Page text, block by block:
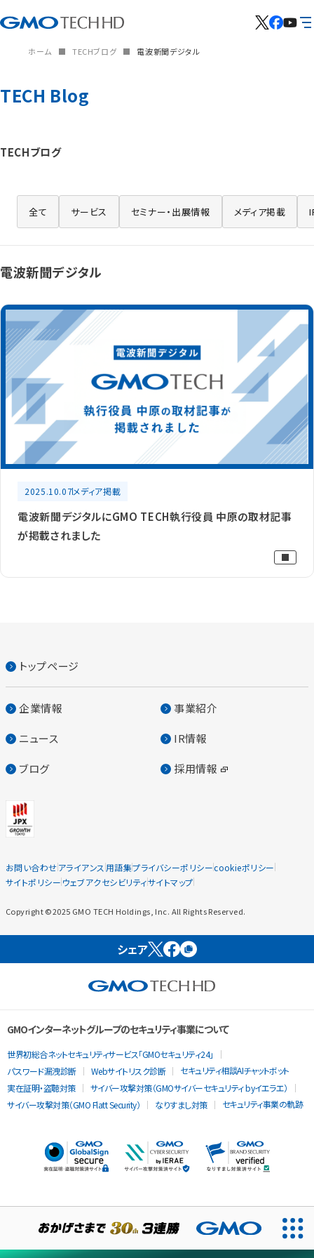
ホーム TECHブログ 電波新聞デジタル
TECH Blog
TECHブログ
全て サービス セミナー・出展情報 メディア掲載
電波新聞デジタル
2025.10.07メディア掲載
電波新聞デジタルにGMO TECH執行役員 中原の取材記事
が掲載されました
トップページ
企業情報 事業紹介
ニュース IR情報
ブログ 採用情報
お問い合わせアライアンス 用語集プライバシーポリシーcookieポリシー
サイトポリシー ウェブアクセシビリティサイトマップ
Copyright ©2025 GMO TECH Holdings, Inc. All Rights Reserved.
シェア
GMOインターネットグループのセキュリティ事業について
世界初総合ネットセキュリティサービス「GMOセキュリティ24」
パスワード漏洩診断
Webサイトリスク診断
セキュリティ相談AIチャットボット
実在証明・盗聴対策
サイバー攻撃対策（GMOサイバーセキュリティ byイエラエ）
サイバー攻撃対策（GMO Flatt Security）
なりすまし対策 セキュリティ事業の軌跡
当ウェブサイトでは、サービスの提供および品質向上とトラフィッ